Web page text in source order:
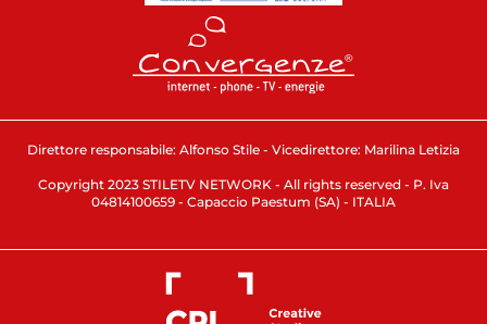
Direttore responsabile: Alfonso Stile - Vicedirettore: Marilina Letizia
Copyright 2023 STILETV NETWORK - All rights reserved - P. Iva
04814100659 - Capaccio Paestum (SA) - ITALIA